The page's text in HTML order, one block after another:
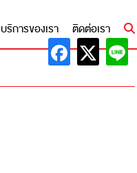
บริการของเรา ติดต่อเรา